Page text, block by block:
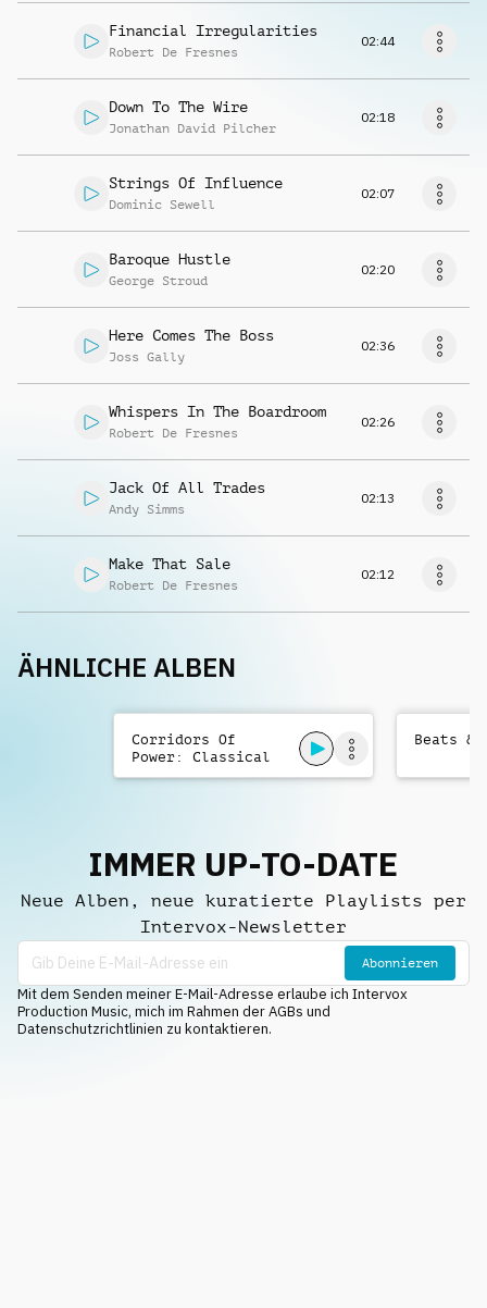
Financial Irregularities
Robert De Fresnes
02:44
Down To The Wire
Jonathan David Pilcher
02:18
Strings Of Influence
Dominic Sewell
02:07
Baroque Hustle
George Stroud
02:20
Here Comes The Boss
Joss Gally
02:36
Whispers In The Boardroom
Robert De Fresnes
02:26
Jack Of All Trades
Andy Simms
02:13
Make That Sale
Robert De Fresnes
02:12
ÄHNLICHE ALBEN
Corridors Of
Power: Classical
Beats &
IMMER UP-TO-DATE
Neue Alben, neue kuratierte Playlists per
Intervox-Newsletter
Abonnieren
Mit dem Senden meiner E-Mail-Adresse erlaube ich Intervox
Production Music, mich im Rahmen der AGBs und
Datenschutzrichtlinien zu kontaktieren.